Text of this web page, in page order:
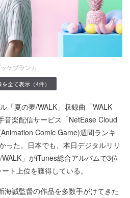
ケブランカ
全て表示（4件）
「夏の夢/WALK」収録曲「WALK
音楽配信サービス「NetEase Cloud
Comic Game)週間ランキ
った。日本でも、本日デジタルリリ
」がiTunes総合アルバムで3位
ト上位を獲得している。
海誠監督の作品を多数手がけてきた